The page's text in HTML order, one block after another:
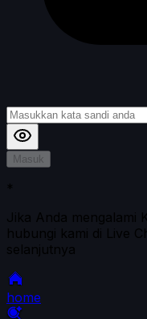
Masuk
*
Jika Anda mengalami
hubungi kami di Live
selanjutnya
home